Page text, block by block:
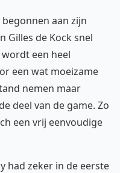
aan zijn
Gilles de Kock snel
een heel
een wat moeizame
nemen maar
deel van de game. Zo
een vrij eenvoudige
had zeker in de eerste